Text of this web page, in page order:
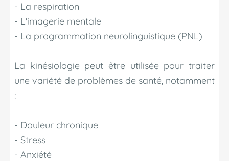
- La respiration
- L'imagerie mentale
- La programmation neurolinguistique (PNL)
La kinésiologie peut être utilisée pour traiter
une variété de problèmes de santé, notamment
:
- Douleur chronique
- Stress
- Anxiété